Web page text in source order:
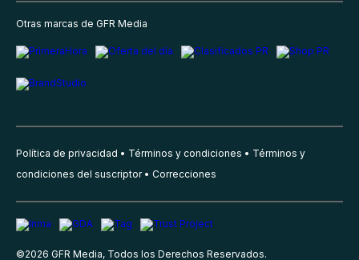
Otras marcas de GFR Media
Política de privacidad Términos y condiciones
Términos y
condiciones del suscriptor
Correcciones
©2026 GFR Media, Todos los Derechos Reservados.